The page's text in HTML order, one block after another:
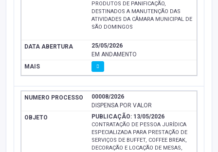
PRODUTOS DE PANIFICAÇÃO,
DESTINADOS A MANUTENÇÃO DAS
ATIVIDADES DA CÂMARA MUNICIPAL DE
SÃO DOMINGOS
25/05/2026
EM ANDAMENTO
00008/2026
DISPENSA POR VALOR
PUBLICAÇÃO: 13/05/2026
CONTRATAÇÃO DE PESSOA JURÍDICA
ESPECIALIZADA PARA PRESTAÇÃO DE
SERVIÇOS DE BUFFET, COFFEE BREAK,
DECORAÇÃO E LOCAÇÃO DE MESAS,